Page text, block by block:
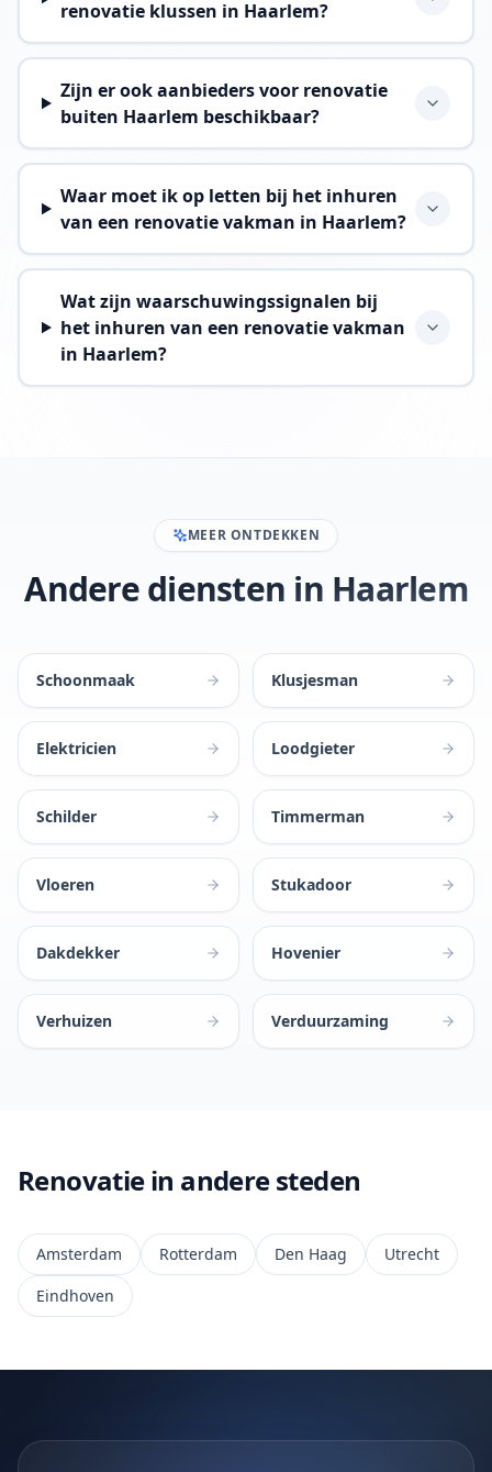
renovatie klussen in Haarlem?
Zijn er ook aanbieders voor renovatie
buiten Haarlem beschikbaar?
Waar moet ik op letten bij het inhuren
van een renovatie vakman in Haarlem?
Wat zijn waarschuwingssignalen bij
het inhuren van een renovatie vakman
in Haarlem?
MEER ONTDEKKEN
Andere diensten in Haarlem
Schoonmaak Klusjesman
Elektricien Loodgieter
Schilder Timmerman
Vloeren Stukadoor
Dakdekker Hovenier
Verhuizen Verduurzaming
Renovatie in andere steden
Amsterdam Rotterdam Den Haag
Utrecht
Eindhoven